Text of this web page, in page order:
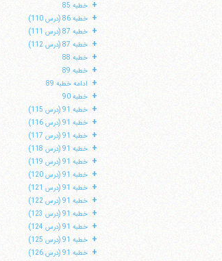
+ خطبه 85
+ خطبه 86 (درس 110)
+ خطبه 87 (درس 111)
+ خطبه 87 (درس 112)
+ خطبه 88
+ خطبه 89
+ ادامه خطبه 89
+ خطبه 90
+ خطبه 91 (درس 115)
+ خطبه 91 (درس 116)
+ خطبه 91 (درس 117)
+ خطبه 91 (درس 118)
+ خطبه 91 (درس 119)
+ خطبه 91 (درس 120)
+ خطبه 91 (درس 121)
+ خطبه 91 (درس 122)
+ خطبه 91 (درس 123)
+ خطبه 91 (درس 124)
+ خطبه 91 (درس 125)
+ خطبه 91 (درس 126)